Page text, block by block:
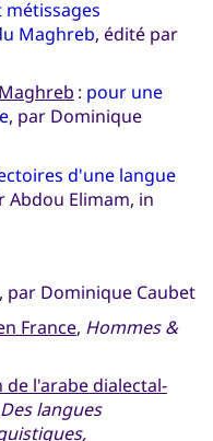
métissages
Maghreb, édité par
: pour une
, par Dominique
d'une langue
Abdou Elimam, in
Dominique Caubet
France, Hommes &
l'arabe dialectal-
Des langues